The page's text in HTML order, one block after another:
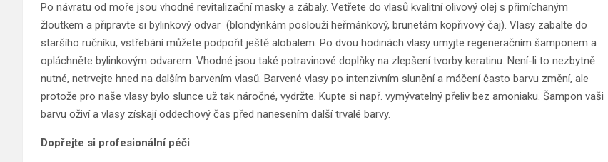
Po návratu od moře jsou vhodné revitalizační masky a zábaly. Vetřete do vlasů kvalitní olivový olej s přimíchaným
žloutkem a připravte si bylinkový odvar (blondýnkám poslouží heřmánkový, brunetám kopřivový čaj). Vlasy zabalte do
staršího ručníku, vstřebání můžete podpořit ještě alobalem. Po dvou hodinách vlasy umyjte regeneračním šamponem a
opláchněte bylinkovým odvarem. Vhodné jsou také potravinové doplňky na zlepšení tvorby keratinu. Není-li to nezbytně
nutné, netrvejte hned na dalším barvením vlasů. Barvené vlasy po intenzivním slunění a máčení často barvu změní, ale
protože pro naše vlasy bylo slunce už tak náročné, vydržte. Kupte si např. vymývatelný přeliv bez amoniaku. Šampon vaši
barvu oživí a vlasy získají oddechový čas před nanesením další trvalé barvy.
Dopřejte si profesionální péči